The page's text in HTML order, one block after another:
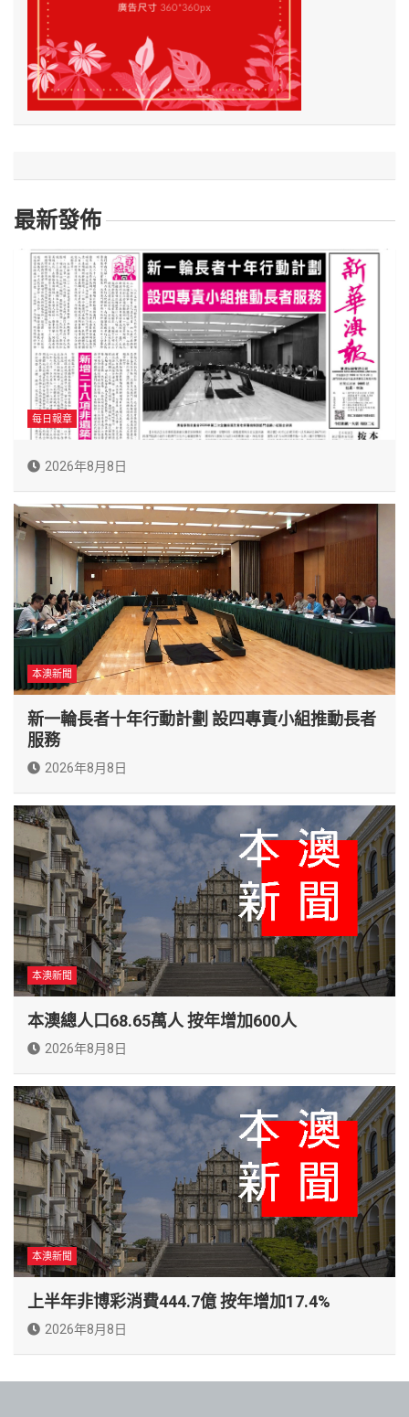
最新發佈
每日報章
2026年8月8日
本澳新聞
新一輪長者十年行動計劃 設四專責小組推動長者
服務
2026年8月8日
本澳新聞
本澳總人口68.65萬人 按年增加600人
2026年8月8日
本澳新聞
上半年非博彩消費444.7億 按年增加17.4%
2026年8月8日